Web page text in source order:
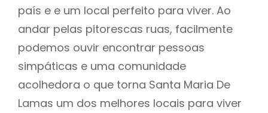
país e e um local perfeito para viver. Ao
andar pelas pitorescas ruas, facilmente
podemos ouvir encontrar pessoas
simpáticas e uma comunidade
acolhedora o que torna Santa Maria De
Lamas um dos melhores locais para viver